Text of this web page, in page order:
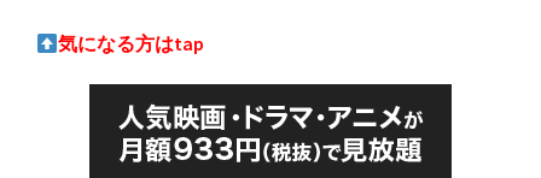
気になる方はtap